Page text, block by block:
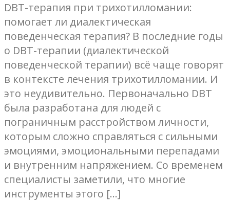
DBT-терапия при трихотилломании:
помогает ли диалектическая
поведенческая терапия? В последние годы
о DBT-терапии (диалектической
поведенческой терапии) всё чаще говорят
в контексте лечения трихотилломании. И
это неудивительно. Первоначально DBT
была разработана для людей с
пограничным расстройством личности,
которым сложно справляться с сильными
эмоциями, эмоциональными перепадами
и внутренним напряжением. Со временем
специалисты заметили, что многие
инструменты этого […]